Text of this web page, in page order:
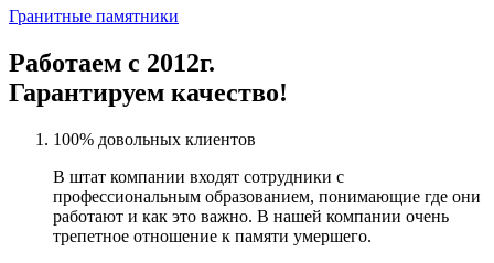
Гранитные памятники
Работаем с 2012г.
Гарантируем качество!
100% довольных клиентов
В штат компании входят сотрудники с
профессиональным образованием, понимающие где они
работают и как это важно. В нашей компании очень
трепетное отношение к памяти умершего.